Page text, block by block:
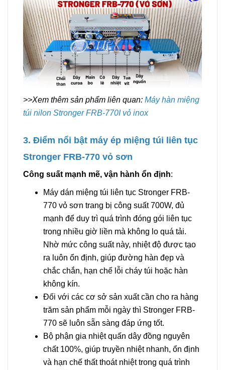
>>Xem thêm sản phẩm liên quan: Máy hàn miệng
túi nilon Stronger FRB-770I vỏ inox
3. Điểm nổi bật máy ép miệng túi liên tục
Stronger FRB-770 vỏ sơn
Công suất mạnh mẽ, vận hành ổn định:
Máy dán miệng túi liên tục Stronger FRB-
770 vỏ sơn trang bị công suất 700W, đủ
mạnh để duy trì quá trình đóng gói liên tục
trong nhiều giờ liền mà không lo quá tải.
Nhờ mức công suất này, nhiệt độ được tạo
ra luôn ổn định, giúp đường hàn đẹp và
chắc chắn, hạn chế lỗi cháy túi hoặc hàn
không kín.
Đối với các cơ sở sản xuất cần cho ra hàng
trăm sản phẩm mỗi ngày thì Stronger FRB-
770 sẽ luôn sẵn sàng đáp ứng tốt.
Bộ phận gia nhiệt quấn dây đồng nguyên
chất 100%, giúp truyền nhiệt nhanh, ổn định
và hạn chế thất thoát nhiệt trong quá trình